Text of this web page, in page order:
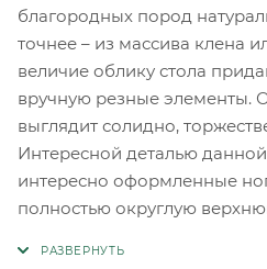
благородных пород
точнее – из массива клена
величие облику стола
вручную резные элементы.
выглядит солидно,
Интересной деталью
интересно оформленные
полностью округлую